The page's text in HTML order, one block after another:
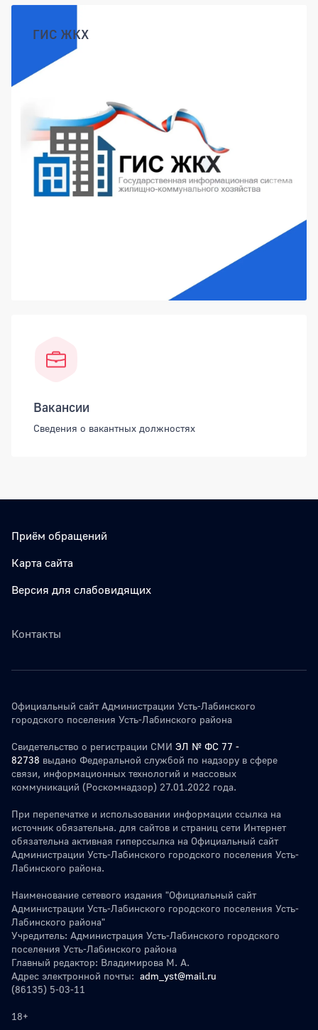
ГИС ЖКХ
Вакансии
Сведения о вакантных должностях
Приём обращений
Карта сайта
Версия для слабовидящих
Контакты
Официальный сайт Администрации Усть-Лабинского
городского поселения Усть-Лабинского района
Свидетельство о регистрации СМИ ЭЛ № ФС 77 -
82738 выдано Федеральной службой по надзору в сфере
связи, информационных технологий и массовых
коммуникаций (Роскомнадзор) 27.01.2022 года.
При перепечатке и использовании информации ссылка на
источник обязательна. для сайтов и страниц сети Интернет
обязательна активная гиперссылка на Официальный сайт
Администрации Усть-Лабинского городского поселения Усть-
Лабинского района.
Наименование сетевого издания "Официальный сайт
Администрации Усть-Лабинского городского поселения Усть-
Лабинского района"
Учредитель: Администрация Усть-Лабинского городского
поселения Усть-Лабинского района
Главный редактор: Владимирова М. А.
Адрес электронной почты: adm_yst@mail.ru
(86135) 5-03-11
18+